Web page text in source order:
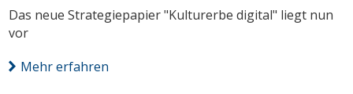
Das neue Strategiepapier "Kulturerbe digital" liegt nun
vor
Mehr erfahren